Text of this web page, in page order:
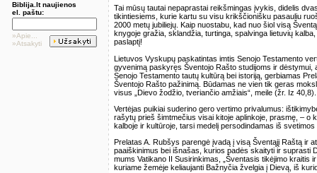
Biblija.lt naujienos
el. paštu:
»Apie...
»Atsakyti
Tai mūsų tautai nepaprastai reikšmingas įvykis, didelis
tikintiesiems, kurie kartu su visu krikščionišku pasauliu
2000 metų jubiliejų. Kaip nuostabu, kad nuo šiol visą
knygoje gražia, sklandžia, turtinga, spalvinga lietuvių
paslaptį!
Lietuvos Vyskupų paskatintas imtis Senojo Testamento
gyvenimą paskyręs Šventojo Rašto studijoms ir
Senojo Testamento tautų kultūrą bei istoriją, gerbiamas
Šventojo Rašto pažinimą. Būdamas ne vien tik geras
visus „Dievo žodžio, tveriančio amžiais“, meile (žr. Iz 40,8).
Vertėjas puikiai suderino gero vertimo privalumus:
rašytų prieš šimtmečius visai kitoje aplinkoje, prasmę, – o
kalboje ir kultūroje, tarsi medelį persodindamas iš
Prelatas A. Rubšys parengė įvadą į visą Šventąjį Raštą ir
paaiškinimus bei išnašas, kurios padės skaityti ir suprasti
mums Vatikano II Susirinkimas, „Šventasis tikėjimo
kuriame žemėje keliaujanti Bažnyčia žvelgia į Dievą, iš